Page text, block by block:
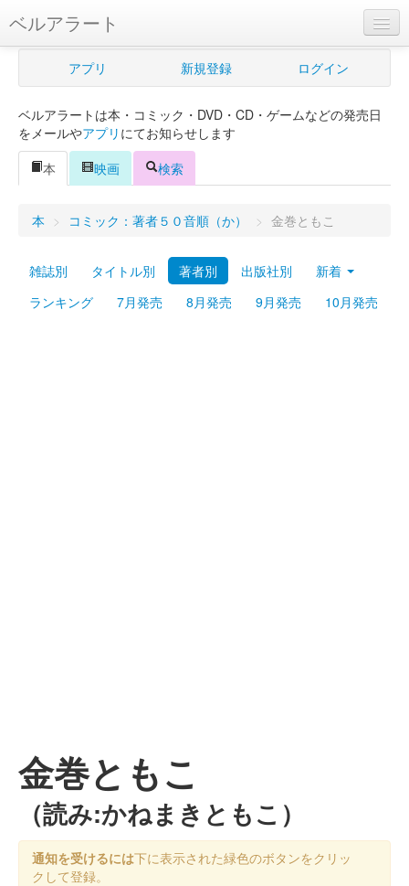
ベルアラート
ベルアラートとは
新規登録
ログイン
Myシェルフ
プレミアム
アプリ 新規登録 ログイン
ベルアラートは本・コミック・DVD・CD・ゲームなどの発売日
をメールやアプリ にてお知らせします
本
映画 検索
本 > コミック：著者５０音順（か） > 金巻ともこ
雑誌別 タイトル別 著者別 出版社別
新着
ランキング
7月発売 8月発売 9月発売 10月発売
金巻ともこ
（読み:かねまきともこ）
通知を受けるには下に表示された緑色のボタンをクリッ
クして登録。